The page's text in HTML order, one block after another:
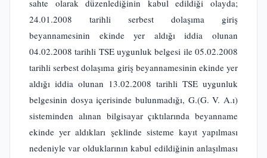
sahte olarak düzenlediğinin kabul edildiği olayda;
24.01.2008 tarihli serbest dolaşıma giriş
beyannamesinin ekinde yer aldığı iddia olunan
04.02.2008 tarihli TSE uygunluk belgesi ile 05.02.2008
tarihli serbest dolaşıma giriş beyannamesinin ekinde yer
aldığı iddia olunan 13.02.2008 tarihli TSE uygunluk
belgesinin dosya içerisinde bulunmadığı, G.(G. V. A.ı)
sisteminden alınan bilgisayar çıktılarında beyanname
ekinde yer aldıkları şeklinde sisteme kayıt yapılması
nedeniyle var olduklarının kabul edildiğinin anlaşılması